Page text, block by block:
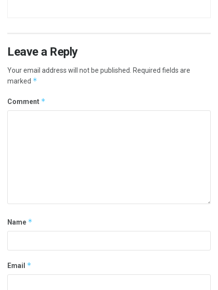
Leave a Reply
Your email address will not be published.
Required fields are
marked *
Comment *
Name *
Email *